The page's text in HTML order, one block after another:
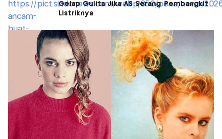
Gelap Gulita Jika AS Serang Pembangkit
Listriknya